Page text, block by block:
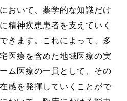
おいて、薬学的な知識だけ
精神疾患患者を支えていく
きます。これによって、多
医療を含めた地域医療の実
ム医療の一員として、その
感を発揮していくことがで